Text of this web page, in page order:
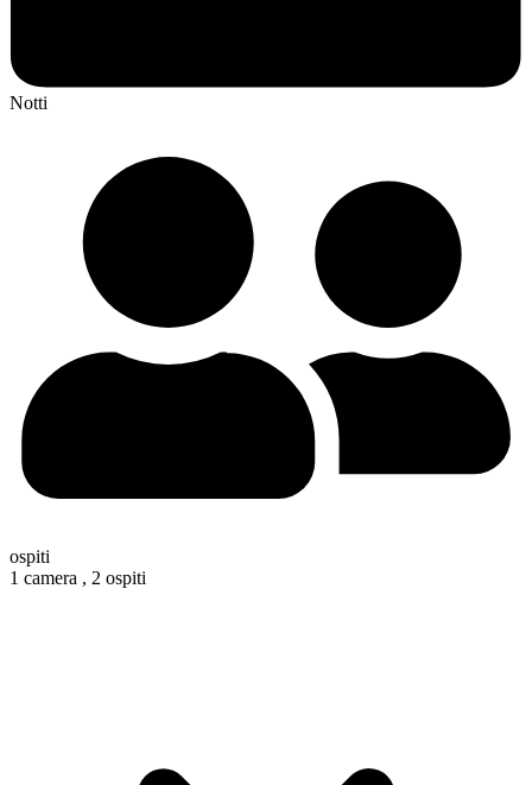
Notti
ospiti
1 camera , 2 ospiti